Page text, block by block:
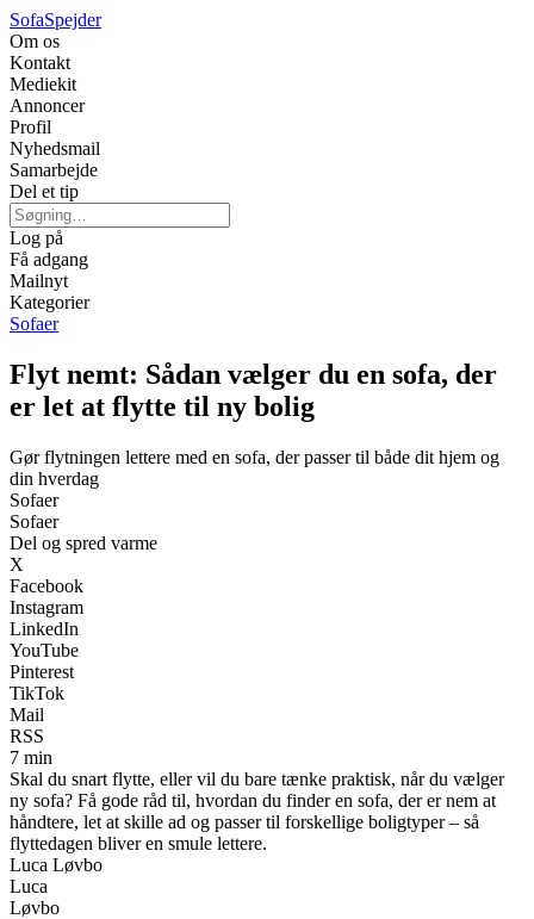
SofaSpejder
Om os
Kontakt
Mediekit
Annoncer
Profil
Nyhedsmail
Samarbejde
Del et tip
Log på
Få adgang
Mailnyt
Kategorier
Sofaer
Flyt nemt: Sådan vælger du en sofa, der
er let at flytte til ny bolig
Gør flytningen lettere med en sofa, der passer til både dit hjem og
din hverdag
Sofaer
Sofaer
Del og spred varme
X
Facebook
Instagram
LinkedIn
YouTube
Pinterest
TikTok
Mail
RSS
7 min
Skal du snart flytte, eller vil du bare tænke praktisk, når du vælger
ny sofa? Få gode råd til, hvordan du finder en sofa, der er nem at
håndtere, let at skille ad og passer til forskellige boligtyper – så
flyttedagen bliver en smule lettere.
Luca Løvbo
Luca
Løvbo